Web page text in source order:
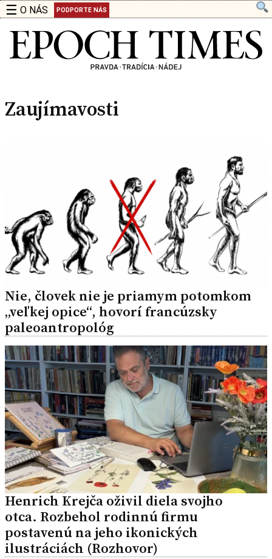
☰ O NÁS PODPORTE NÁS
Zaujímavosti
Nie, človek nie je priamym potomkom
„veľkej opice“, hovorí francúzsky
paleoantropológ
Henrich Krejča oživil diela svojho
otca. Rozbehol rodinnú firmu
postavenú na jeho ikonických
ilustráciách (Rozhovor)